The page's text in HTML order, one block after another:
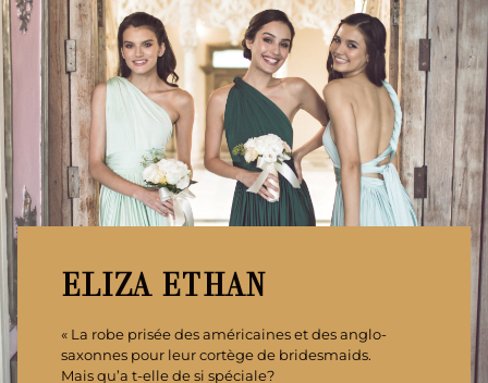
ELIZA ETHAN
« La robe prisée des américaines et des anglo-
saxonnes pour leur cortège de bridesmaids.
Mais qu’a t-elle de si spéciale?